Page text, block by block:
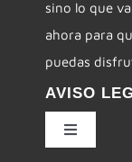
sino lo que
ahora para
puedas
AVISO
Toggle
Navigation